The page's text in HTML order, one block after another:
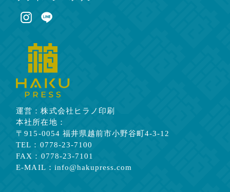
運営：株式会社ヒラノ印刷
本社所在地：
〒915-0054 福井県越前市小野谷町4-3-12
TEL：0778-23-7100
FAX：0778-23-7101
E-MAIL：info@hakupress.com